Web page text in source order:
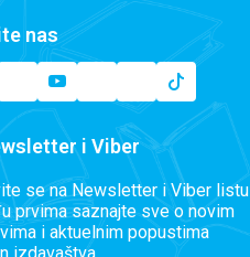
nas
i Viber
se na Newsletter i Viber listu
prvima saznajte sve o novim
i aktuelnim popustima
izdavaštva.